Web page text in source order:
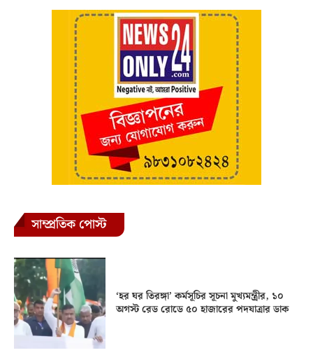
সাম্প্রতিক পোস্ট
‘হর ঘর তিরঙ্গা’ কর্মসূচির সূচনা মুখ্যমন্ত্রীর, ১০
অগস্ট রেড রোডে ৫০ হাজারের পদযাত্রার ডাক